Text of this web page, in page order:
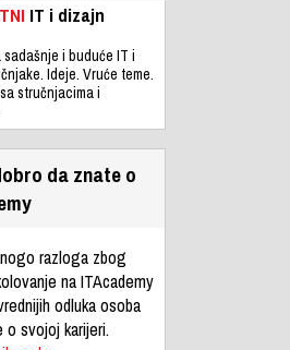
IT i dizajn
i buduće IT i
Ideje. Vruće teme.
stručnjacima i
da znate o
razloga zbog
na ITAcademy
odluka osoba
o svojoj karijeri.